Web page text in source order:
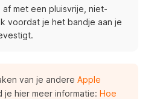
met een pluisvrije, niet-
voordat je het bandje aan je
van je andere Apple
je hier meer informatie: Hoe